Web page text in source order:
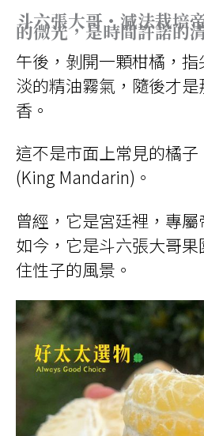
斤/
箱)
數
量
斗六張大哥・減法栽培
的微光，是時間許諾的
午後，剝開一顆柑橘，
淡的精油霧氣，隨後才
香。
這不是市面上常見的橘
(King Mandarin)。
曾經，它是宮廷裡，專屬
如今，它是斗六張大哥
住性子的風景。